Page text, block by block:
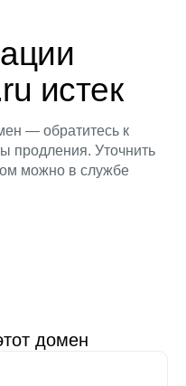
истек
— обратитесь к
продления. Уточнить
можно в службе
домен